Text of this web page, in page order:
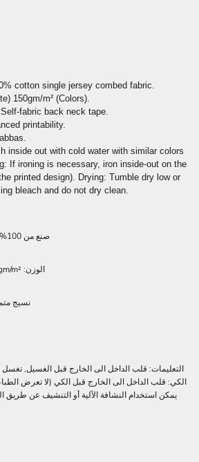
cotton single jersey combed fabric.
150gm/m² (Colors).
fabric back neck tape.
printability.
inside out with cold water with similar colors
If ironing is necessary, iron inside-out on the
printed design). Drying: Tumble dry low or
bleach and do not dry clean.
صنع من 100% قطن, سهل الغسيل و التنشيف.
الوزن: 175gm/m² (أبيض) 150gm/m² (ملون).
نسيج
التعليمات: قلب الداخل الى الخارج قبل الغسيل, تغسل
الكي: قلب الداخل الى الخارج قبل الكي (لا تعرض
يمكن استخدام النشافة الآلية أو التنشيف عن طريق